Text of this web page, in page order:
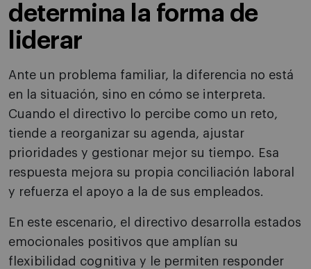
determina la forma de
liderar
Ante un problema familiar, la diferencia no está
en la situación, sino en cómo se interpreta.
Cuando el directivo lo percibe como un reto,
tiende a reorganizar su agenda, ajustar
prioridades y gestionar mejor su tiempo. Esa
respuesta mejora su propia conciliación laboral
y refuerza el apoyo a la de sus empleados.
En este escenario, el directivo desarrolla estados
emocionales positivos que amplían su
flexibilidad cognitiva y le permiten responder